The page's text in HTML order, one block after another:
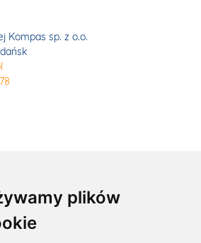
plików
Kompas sp. z o.o.